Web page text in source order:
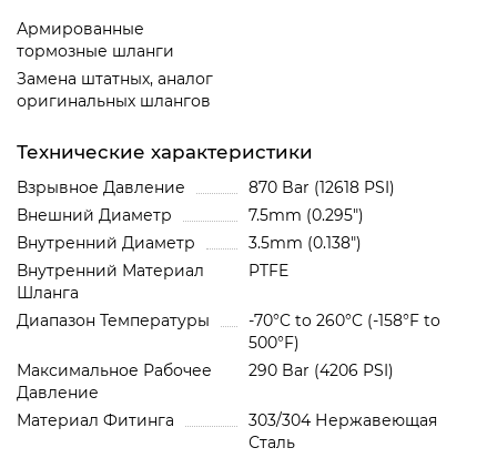
Армированные
тормозные шланги
Замена штатных, аналог
оригинальных шлангов
Технические характеристики
Взрывное Давление
870 Bar (12618 PSI)
Внешний Диаметр
7.5mm (0.295")
Внутренний Диаметр
3.5mm (0.138")
Внутренний Материал
Шланга
PTFE
Диапазон Температуры
-70°C to 260°C (-158°F to
500°F)
Максимальное Рабочее
Давление
290 Bar (4206 PSI)
Материал Фитинга
303/304 Нержавеющая
Сталь